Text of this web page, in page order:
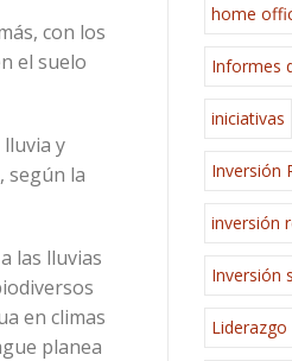
con los
el suelo
y
según la
las lluvias
en climas
planea
home
Informes
iniciativas
Inversión
inversión
Inversión